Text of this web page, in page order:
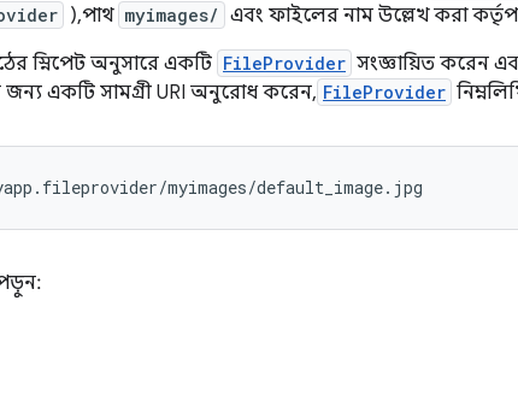
), পাথ myimages/ এবং ফাইলের নাম উল্লেখ করা
স্নিপেট অনুসারে একটি FileProvider সংজ্ঞায়িত করেন
একটি সামগ্রী URI অনুরোধ করেন, FileProvider
myimages/default_image.jpg